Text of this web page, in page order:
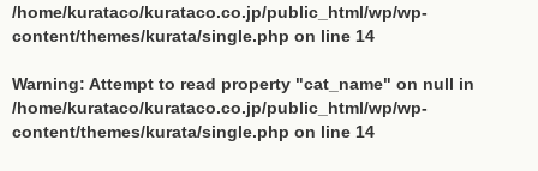
/home/kurataco/kurataco.co.jp/public_html/wp/wp-
content/themes/kurata/single.php on line 14
Warning: Attempt to read property "cat_name" on null in
/home/kurataco/kurataco.co.jp/public_html/wp/wp-
content/themes/kurata/single.php on line 14